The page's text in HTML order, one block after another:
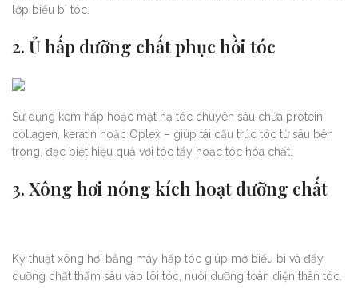
lớp biểu bì tóc.
2. Ủ hấp dưỡng chất phục hồi tóc
Sử dụng kem hấp hoặc mặt nạ tóc chuyên sâu chứa protein,
collagen, keratin hoặc Oplex – giúp tái cấu trúc tóc từ sâu bên
trong, đặc biệt hiệu quả với tóc tẩy hoặc tóc hóa chất.
3. Xông hơi nóng kích hoạt dưỡng chất
Kỹ thuật xông hơi bằng máy hấp tóc giúp mở biểu bì và đẩy
dưỡng chất thấm sâu vào lõi tóc, nuôi dưỡng toàn diện thân tóc.